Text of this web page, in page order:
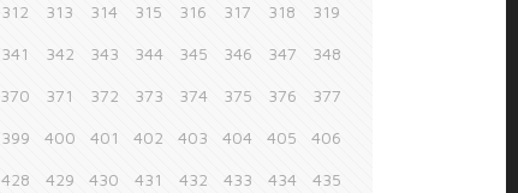
312 313 314 315 316 317 318 319
341 342 343 344 345 346 347 348
370 371 372 373 374 375 376 377
399 400 401 402 403 404 405 406
428 429 430 431 432 433 434 435